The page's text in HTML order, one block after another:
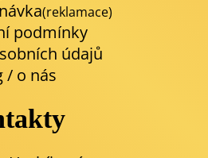
(reklamace)
podmínky
údajů
/ o nás